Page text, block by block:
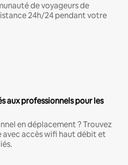
de voyageurs de
24h/24 pendant votre
aux professionnels pour les
en déplacement ? Trouvez
avec accès wifi haut débit et